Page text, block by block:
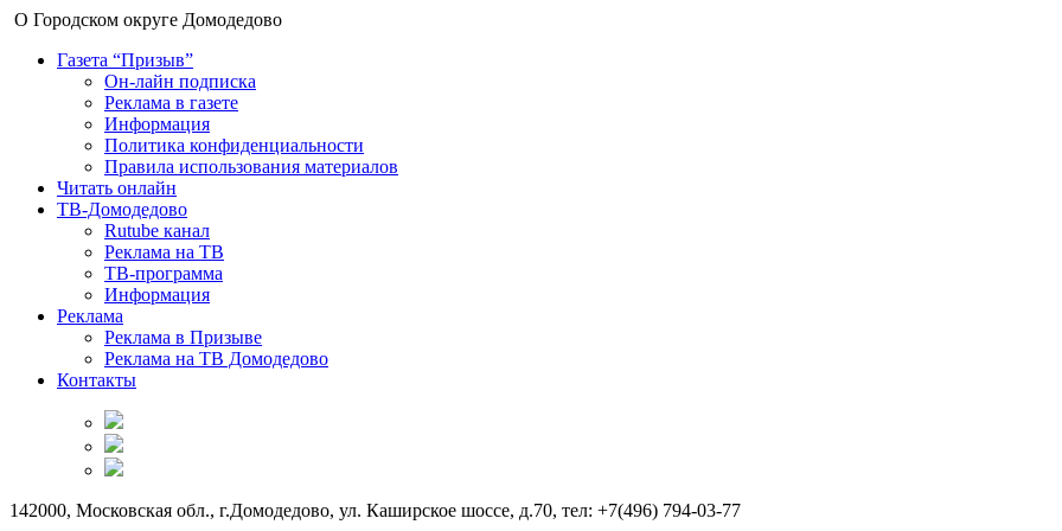
О Городском округе Домодедово
Газета “Призыв”
Он-лайн подписка
Реклама в газете
Информация
Политика конфиденциальности
Правила использования материалов
Читать онлайн
ТВ-Домодедово
Rutube канал
Реклама на ТВ
ТВ-программа
Информация
Реклама
Реклама в Призыве
Реклама на ТВ Домодедово
Контакты
142000, Московская обл., г.Домодедово, ул. Каширское шоссе, д.70, тел: +7(496) 794-03-77